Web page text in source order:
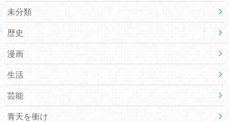
未分類
歴史
漫画
生活
芸能
青天を衝け